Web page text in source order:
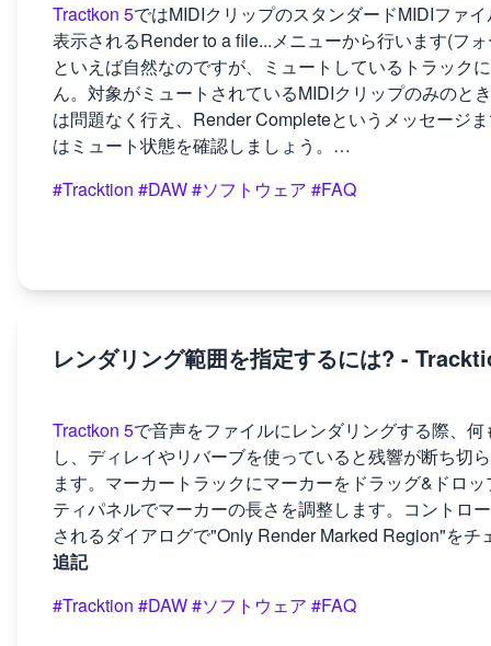
Tractkon 5ではMIDIクリップのスタンダードMIDIファ
表示されるRender to a file...メニューから行います(フ
といえば自然なのですが、ミュートしているトラック
ん。対象がミュートされているMIDIクリップのみのと
は問題なく行え、Render Completeというメッセー
はミュート状態を確認しましょう。…
#Tracktion #DAW#ソフトウェア #FAQ
レンダリング範囲を指定するには? -
Tractkon 5で音声をファイルにレンダリングする際、
し、ディレイやリバーブを使っていると残響が断ち切
ます。マーカートラックにマーカーをドラッグ&ドロ
ティパネルでマーカーの長さを調整します。コントロ
されるダイアログで"Only Render Marked Region"を
追記
#Tracktion #DAW#ソフトウェア #FAQ